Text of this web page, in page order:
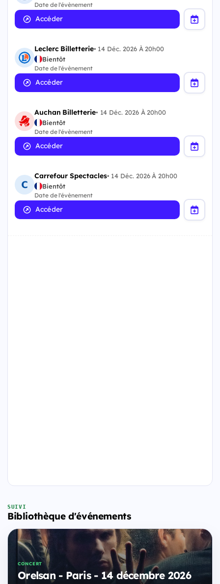
Date de l'évènement
Accéder
Leclerc Billetterie• 14 Déc. 2026 À 20h00
Bientôt
Date de l'évènement
Accéder
Auchan Billetterie• 14 Déc. 2026 À 20h00
Bientôt
Date de l'évènement
Accéder
Carrefour Spectacles• 14 Déc. 2026 À 20h00
Bientôt
Date de l'évènement
Accéder
SUIVI
Bibliothèque d'événements
CONCERT
Orelsan - Paris - 14 décembre 2026